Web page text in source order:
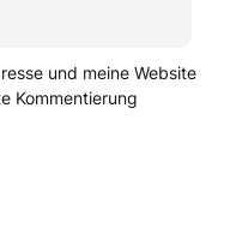
und meine Website
Kommentierung